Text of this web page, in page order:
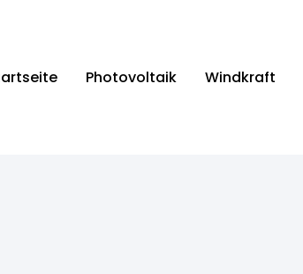
Photovoltaik Windkraft